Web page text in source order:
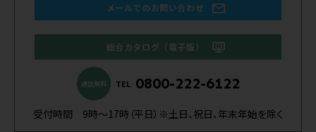
メールでのお問い合わせ
総合カタログ（電子版）
通話無料 TEL 0800-222-6122
受付時間 9時～17時（平日）※土日、祝日、年末年始を除く